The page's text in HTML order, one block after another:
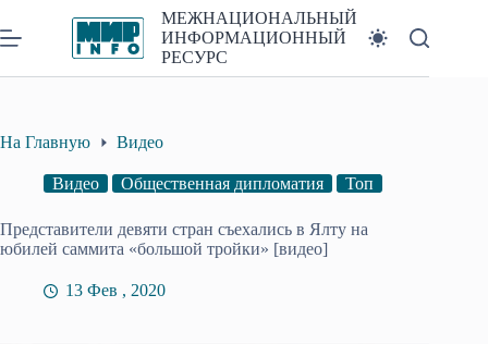
к
сути
МЕЖНАЦИОНАЛЬНЫЙ
ИНФОРМАЦИОННЫЙ
РЕСУРС
На Главную Видео
Видео Общественная дипломатия Топ
Представители девяти стран съехались в Ялту на
юбилей саммита «большой тройки» [видео]
13 Фев , 2020